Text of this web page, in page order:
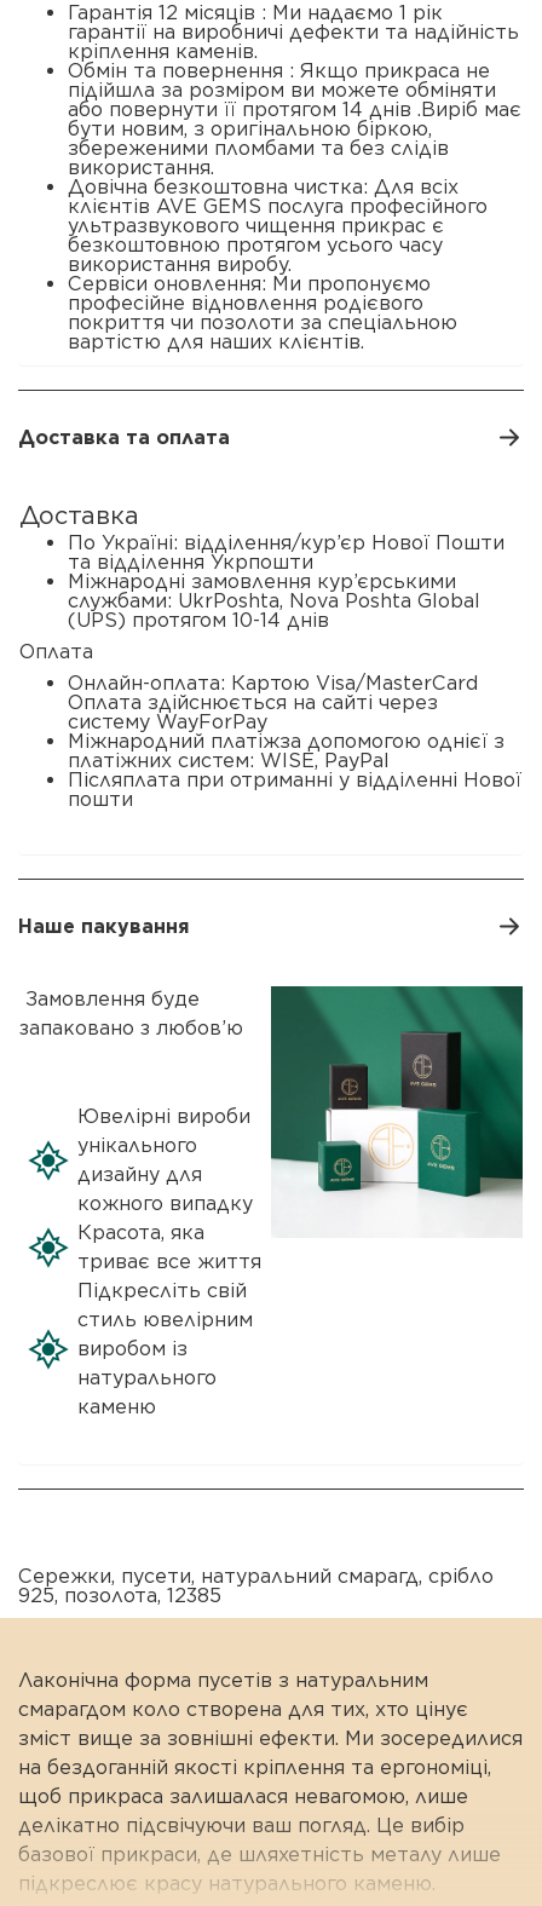
Гарантія 12 місяців : Ми надаємо 1 рік
гарантії на виробничі дефекти та надійність
кріплення каменів.
Обмін та повернення : Якщо прикраса не
підійшла за розміром ви можете обміняти
або повернути її протягом 14 днів .Виріб має
бути новим, з оригінальною біркою,
збереженими пломбами та без слідів
використання.
Довічна безкоштовна чистка: Для всіх
клієнтів AVE GEMS послуга професійного
ультразвукового чищення прикрас є
безкоштовною протягом усього часу
використання виробу.
Сервіси оновлення: Ми пропонуємо
професійне відновлення родієвого
покриття чи позолоти за спеціальною
вартістю для наших клієнтів.
Доставка та оплата
Доставка
По Україні: відділення/кур’єр Нової Пошти
та відділення Укрпошти
Міжнародні замовлення кур’єрськими
службами: UkrPoshta, Nova Poshta Global
(UPS) протягом 10-14 днів
Оплата
Онлайн-оплата: Картою Visa/MasterCard
Оплата здійснюється на сайті через
систему WayForPay
Міжнародний платіжза допомогою однієї з
платіжних систем: WISE, PayPal
Післяплата при отриманні у відділенні Нової
пошти
Наше пакування
Замовлення буде
запаковано з любов’ю
Ювелірні вироби
унікального
дизайну для
кожного випадку
Красота, яка
триває все життя
Підкресліть свій
стиль ювелірним
виробом із
натурального
каменю
Сережки, пусети, натуральний смарагд, срібло
925, позолота, 12385
Лаконічна форма пусетів з натуральним
смарагдом коло створена для тих, хто цінує
зміст вище за зовнішні ефекти. Ми зосередилися
на бездоганній якості кріплення та ергономіці,
щоб прикраса залишалася невагомою, лише
делікатно підсвічуючи ваш погляд. Це вибір
базової прикраси, де шляхетність металу лише
підкреслює красу натурального каменю.